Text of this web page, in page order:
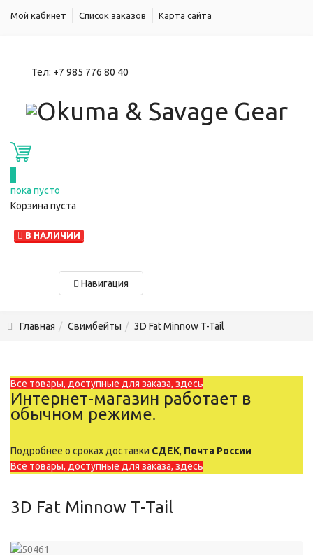
Мой кабинет Список заказов Карта сайта
Тел: +7 985 776 80 40
пока пусто
Корзина пуста
В НАЛИЧИИ
Навигация
Главная Свимбейты 3D Fat Minnow T-Tail
Все товары, доступные для заказа, здесь
Интернет-магазин работает в
обычном режиме.
Подробнее о сроках доставки СДЕК, Почта России
Все товары, доступные для заказа, здесь
3D Fat Minnow T-Tail